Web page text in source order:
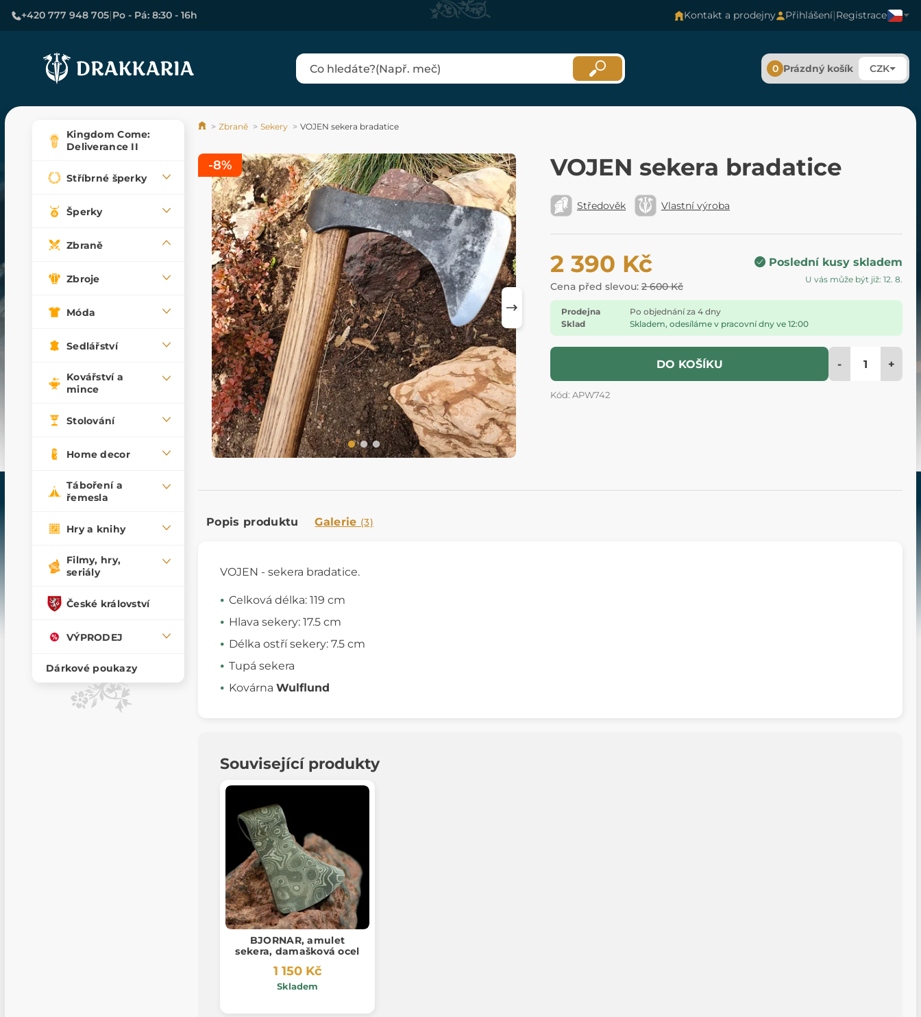
+420 777 948 705|Po - Pá: 8:30 - 16h Kontakt a prodejny Přihlášení|Registrace
0 Prázdný košík CZK
Kingdom Come:
Deliverance II
Stříbrné šperky
Šperky
Zbraně
Zbroje
Móda
Sedlářství
Kovářství a
mince
Stolování
Home decor
Táboření a
řemesla
Hry a knihy
Filmy, hry,
seriály
České království
VÝPRODEJ
Dárkové poukazy
Zbraně Sekery VOJEN sekera bradatice
VOJEN sekera bradatice
Středověk Vlastní výroba
2 390 Kč
Cena před slevou: 2 600 Kč
Poslední kusy skladem
U vás může být již: 12. 8.
Prodejna
Po objednání za 4 dny
Sklad
Skladem, odesíláme v pracovní dny ve 12:00
DO KOŠÍKU - +
Kód: APW742
-8%
Popis produktu Galerie (3)
VOJEN - sekera bradatice.
Celková délka: 119 cm
Hlava sekery: 17.5 cm
Délka ostří sekery: 7.5 cm
Tupá sekera
Kovárna Wulflund
Související produkty
BJORNAR, amulet
sekera, damašková ocel
1 150 Kč
Skladem